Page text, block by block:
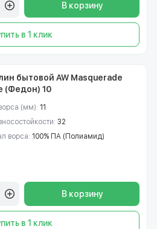
В корзину
в 1 клик
бытовой AW Masquerade
(Федон) 10
(мм): 11
32
ворса: 100% ПА (Полиамид)
В корзину
в 1 клик